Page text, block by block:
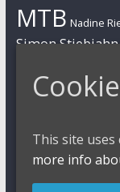
MTB Nadine
Simon Stiebjahn
Impressum
Impressum / Kontakt
Cookies Policy
This site uses
more info